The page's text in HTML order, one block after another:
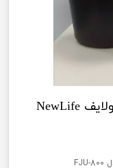
آبمیوه گیری چهار کاره 1800 وات نیولایف NewLife